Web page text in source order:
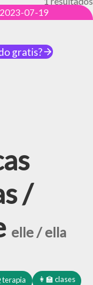
gratis?
/
elle / ella
👩‍🏫 clases
2023-07-19